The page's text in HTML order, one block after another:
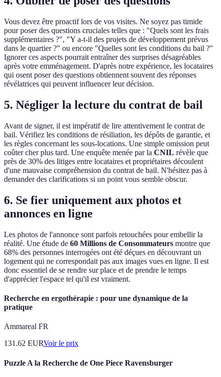
Vous devez être proactif lors de vos visites. Ne soyez pas timide
pour poser des questions cruciales telles que : "Quels sont les frais
supplémentaires ?", "Y a-t-il des projets de développement prévus
dans le quartier ?" ou encore "Quelles sont les conditions du bail ?"
Ignorer ces aspects pourrait entraîner des surprises désagréables
après votre emménagement. D'après notre expérience, les locataires
qui osent poser des questions obtiennent souvent des réponses
révélatrices qui peuvent influencer leur décision.
5. Négliger la lecture du contrat de bail
Avant de signer, il est impératif de lire attentivement le contrat de
bail. Vérifiez les conditions de résiliation, les dépôts de garantie, et
les règles concernant les sous-locations. Une simple omission peut
coûter cher plus tard. Une enquête menée par la CNIL révèle que
près de 30% des litiges entre locataires et propriétaires découlent
d'une mauvaise compréhension du contrat de bail. N'hésitez pas à
demander des clarifications si un point vous semble obscur.
6. Se fier uniquement aux photos et
annonces en ligne
Les photos de l'annonce sont parfois retouchées pour embellir la
réalité. Une étude de 60 Millions de Consommateurs montre que
68% des personnes interrogées ont été déçues en découvrant un
logement qui ne correspondait pas aux images vues en ligne. Il est
donc essentiel de se rendre sur place et de prendre le temps
d'apprécier l'espace tel qu'il est vraiment.
Recherche en ergothérapie : pour une dynamique de la
pratique
Ammareal FR
131.62 EURVoir le prix
Puzzle A la Recherche de One Piece Ravensburger